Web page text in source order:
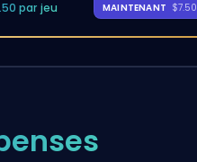
par jeu
MAINTENANT $7.50